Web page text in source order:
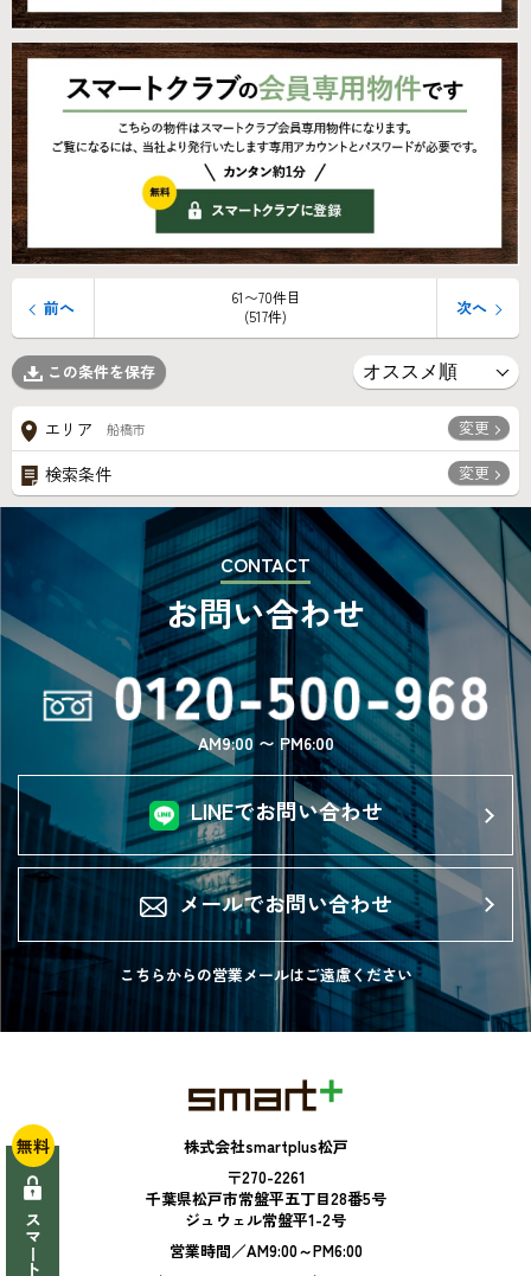
61〜70件目
(517件)
前へ 次へ
この条件を保存
エリア 船橋市 変更
検索条件 変更
CONTACT
お問い合わせ
AM9:00 〜 PM6:00
LINEでお問い合わせ
メールでお問い合わせ
こちらからの営業メールはご遠慮ください
株式会社smartplus松戸
〒270-2261
千葉県松戸市常盤平五丁目28番5号
ジュウェル常盤平1-2号
営業時間／AM9:00～PM6:00
無料